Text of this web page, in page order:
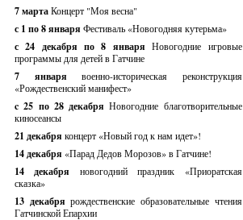
7 мартаКонцерт "Моя весна"
с 1 по 8 января Фестиваль «Новогодняя кутерьма»
с 24 декабря по 8 январяНовогодние игровые
программы для детей в Гатчине
7 январявоенно-историческая реконструкция
«Рождественский манифест»
c 25 по 28 декабряНовогодние благотворительные
киносеансы
21 декабря концерт «Новый год к нам идет»!
14 декабря «Парад Дедов Морозов» в Гатчине!
14 декабря новогодний праздник «Приоратская
сказка»
13 декабрярождественские образовательные чтения
Гатчинской Епархии